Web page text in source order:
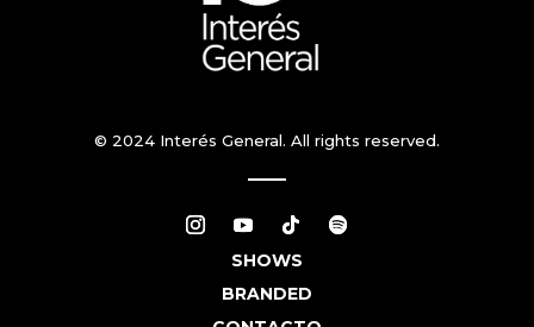
© 2024 Interés General. All rights reserved.
SHOWS
BRANDED